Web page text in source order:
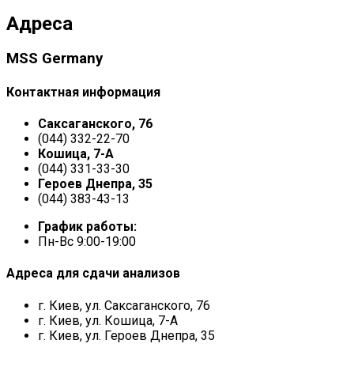
Адреса
MSS Germany
Контактная информация
Саксаганского, 76
(044) 332-22-70
Кошица, 7-А
(044) 331-33-30
Героев Днепра, 35
(044) 383-43-13
График работы:
Пн-Вс 9:00-19:00
Адреса для сдачи анализов
г. Киев, ул. Саксаганского, 76
г. Киев, ул. Кошица, 7-А
г. Киев, ул. Героев Днепра, 35